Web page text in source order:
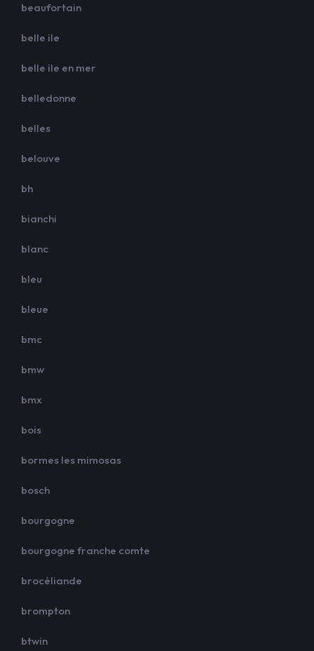
beaufortain
belle ile
belle ile en mer
belledonne
belles
belouve
bh
bianchi
blanc
bleu
bleue
bmc
bmw
bmx
bois
bormes les mimosas
bosch
bourgogne
bourgogne franche comte
brocéliande
brompton
btwin